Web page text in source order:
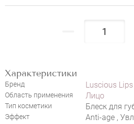
LUSCIOUS LIPS™ №S01
Характеристики
Бренд Luscious Lips
Область применения Лицо
Тип косметики Блеск для
Эффект Anti-age ,